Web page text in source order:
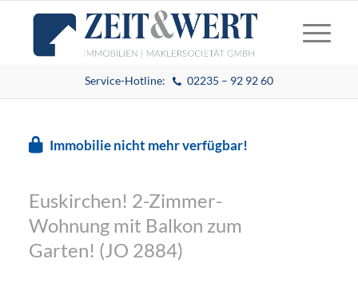
Service-Hotline: 02235 – 92 92 60
Immobilie nicht mehr verfügbar!
Euskirchen! 2-Zimmer-
Wohnung mit Balkon zum
Garten! (JO 2884)